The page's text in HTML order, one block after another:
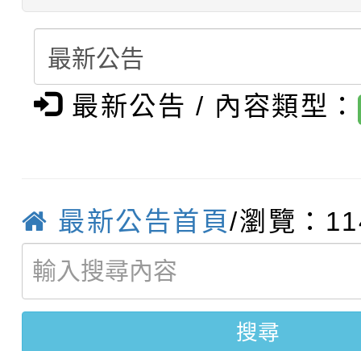
結果(第4招)
學年度第1學期第7次代
結果(第12招)
轉知：桃園市115學年
賽及師生本土語及新住
賽實施要點
轉知：「桃園市115學
比賽實施要點」
轉知：「115年金融知
城市手牽手，綠能透明
畫影片一案
轉知：「115學年度全
劇比賽實施要點」及修
表
轉知：桃園市115年度
敬師藝文競賽』實施計
【甄選結果(第11招)】
學年度第1學期第7次
【甄選結果(第3招)】
最新公告 / 內容類型：
最新公告首頁/瀏覽：
搜尋